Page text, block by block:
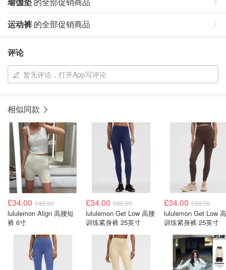
运动裤 的全部促销商品
评论
暂无评论，打开App写评论
相似同款
£34.00 £48.00
lululemon Align 高腰短
裤 6寸
£34.00 £88.00
lululemon Get Low 高腰
训练紧身裤 25英寸
£34.00 £88.00
lululemon Get Low
训练紧身裤 25英寸